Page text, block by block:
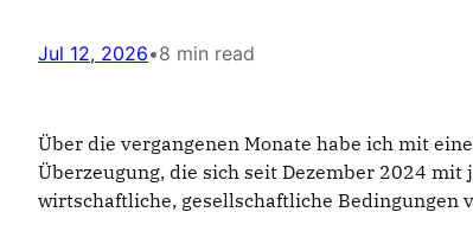
Jul 12, 2026•8 min read
Über die vergangenen Monate habe ich mit
Überzeugung, die sich seit Dezember 2024
wirtschaftliche, gesellschaftliche Bedingungen